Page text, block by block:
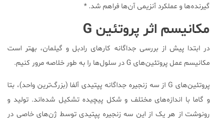
گیرنده‌ها و عملکرد آنزیمی آن‌ها فراهم شد. *
مکانیسم اثر پروتئین G
در ابتدا پیش از بررسی جداگانه کارهای رادبل و گیلمان، بهتر است
مکانیسم عمل پروتئین‌های G در سلول‌ها را به طور خلاصه مرور کنیم.
پروتئین‌های G از سه زنجیره جداگانه پپتیدی آلفا (بزرگ‌ترین واحد)، بتا
و گاما با اندازه‌های مختلف و شکل پیچیده تشکیل شده‌اند. تولید و
رونوشت از هر یک از این سه زنجیره پپتیدی توسط ژن‌های خاصی در